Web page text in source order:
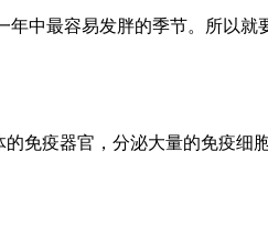
中最容易发胖的季节。所以
免疫器官，分泌大量的免疫